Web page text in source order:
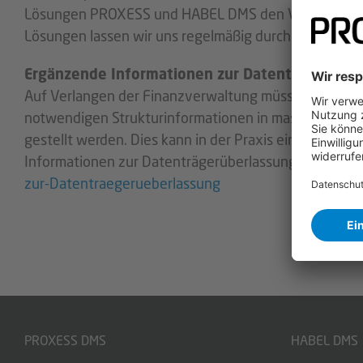
Lösungen PROXESS und HABEL DMS den
Lösungen lassen wir uns regelmäßig durch eine
Ergänzende Informationen zur
Auf Verlangen der Finanzverwaltung müssen im
notwendigen Strukturinformationen in maschinell
gestellt werden. Dies kann in der Praxis einige
Informationen zur Datenträgerüberlassung als Hilfe
zur-Datentraegerueberlassung
PROXESS DMS HABEL DMS